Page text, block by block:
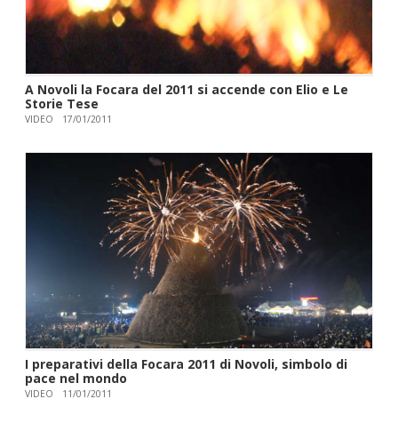
A Novoli la Focara del 2011 si accende con Elio e Le
Storie Tese
VIDEO 17/01/2011
I preparativi della Focara 2011 di Novoli, simbolo di
pace nel mondo
VIDEO 11/01/2011